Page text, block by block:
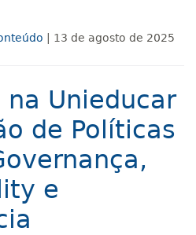
| 13 de agosto de 2025
na Unieducar
de Políticas
e